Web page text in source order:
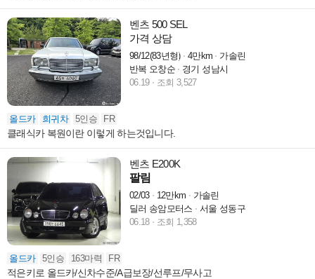
벤츠 500 SEL
가격 상담
98/12(83년형) 4만km
가솔린
반복 오창순
경기 성남시
06.19
조회 3,527
올드카 희귀차 5인승 FR
클래식카 복원이란 이렇게 하는것입니다.
벤츠 E200K
팔림
02/03 12만km
가솔린
딜러 송암모터스
서울 성동구
06.18
조회 1,358
올드카 5인승 163마력 FR
적은키로 올드카/신차수준/A급보장/선루프/무사고